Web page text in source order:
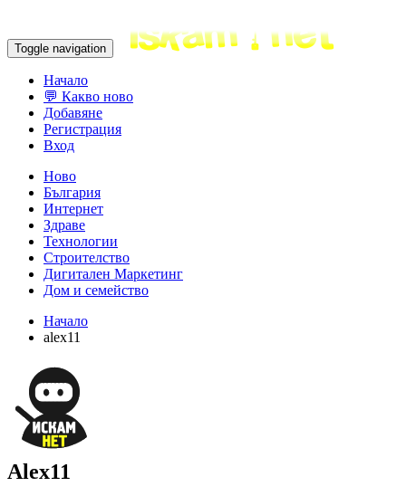
Toggle navigation
Начало
💬 Какво ново
Добавяне
Регистрация
Вход
Ново
България
Интернет
Здраве
Технологии
Строителство
Дигитален Маркетинг
Дом и семейство
Начало
alex11
Alex11